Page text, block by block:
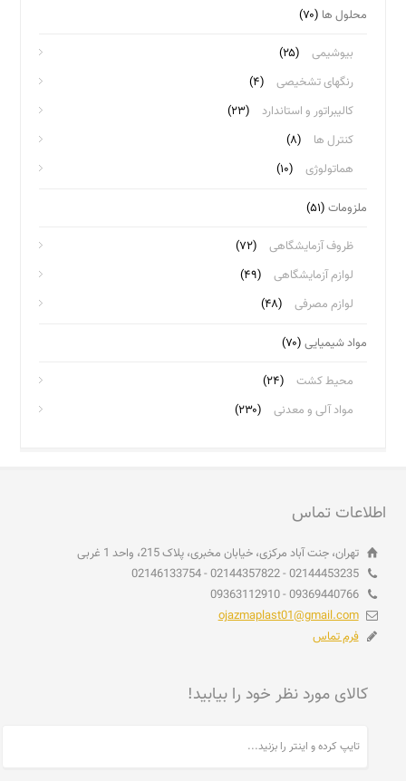
محلول ها (۷۰)
بیوشیمی
(۲۵)
رنگهای تشخیصی
(۴)
کالیبراتور و استاندارد
(۲۳)
کنترل ها
(۸)
هماتولوژی
(۱۰)
ملزومات (۵۱)
ظروف آزمایشگاهی
(۷۲)
لوازم آزمایشگاهی
(۴۹)
لوازم مصرفی
(۴۸)
مواد شیمیایی (۷۰)
محیط کشت
(۲۴)
مواد آلی و معدنی
(۲۳۰)
اطلاعات تماس
تهران، جنت آباد مرکزی، خیابان مخبری، پلاک 215، واحد 1 غربی
02144453235 - 02144357822 - 02146133754
09369440766 - 09363112910
ojazmaplast01@gmail.com
فرم تماس
کالای مورد نظر خود را بیابید!